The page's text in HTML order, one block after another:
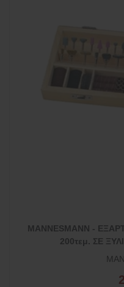
MANNESMANN -
200τεμ. ΣΕ